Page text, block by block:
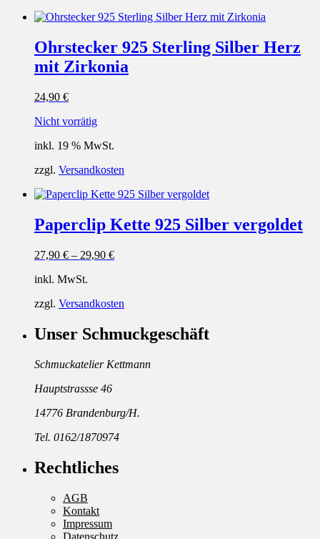
Ohrstecker 925 Sterling Silber Herz
mit Zirkonia
24,90 €
Nicht vorrätig
inkl. 19 % MwSt.
zzgl. Versandkosten
Paperclip Kette 925 Silber vergoldet
27,90 € – 29,90 €
inkl. MwSt.
zzgl. Versandkosten
Unser Schmuckgeschäft
Schmuckatelier Kettmann
Hauptstrassse 46
14776 Brandenburg/H.
Tel. 0162/1870974
Rechtliches
AGB
Kontakt
Impressum
Datenschutz